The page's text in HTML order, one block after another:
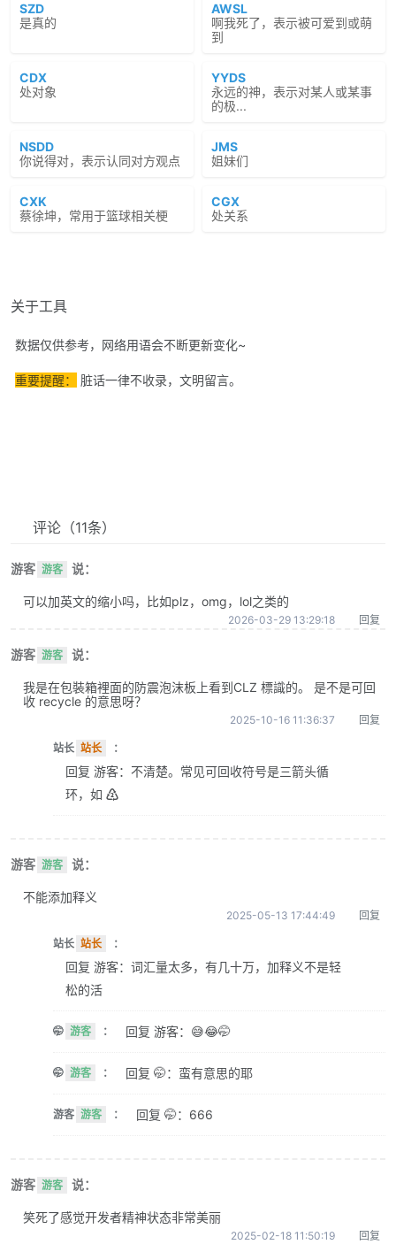
SZD
是真的
AWSL
啊我死了，表示被可爱到或萌
到
CDX
处对象
YYDS
永远的神，表示对某人或某事
的极...
NSDD
你说得对，表示认同对方观点
JMS
姐妹们
CXK
蔡徐坤，常用于篮球相关梗
CGX
处关系
关于工具
数据仅供参考，网络用语会不断更新变化~
重要提醒： 脏话一律不收录，文明留言。
评论 （11条）
游客 游客 说：
可以加英文的缩小吗，比如plz，omg，lol之类的
2026-03-29 13:29:18 回复
游客 游客 说：
我是在包裝箱裡面的防震泡沫板上看到CLZ 標識的。 是不是可回
收 recycle 的意思呀？
2025-10-16 11:36:37 回复
站长 站长 ：
回复 游客：不清楚。常见可回收符号是三箭头循
环，如 ♴
游客 游客 说：
不能添加释义
2025-05-13 17:44:49 回复
站长 站长 ：
回复 游客：词汇量太多，有几十万，加释义不是轻
松的活
🤭 游客 ： 回复 游客：😅😂🤭
🤭 游客 ： 回复 🤭：蛮有意思的耶
游客 游客 ： 回复 🤭：666
游客 游客 说：
笑死了感觉开发者精神状态非常美丽
2025-02-18 11:50:19 回复